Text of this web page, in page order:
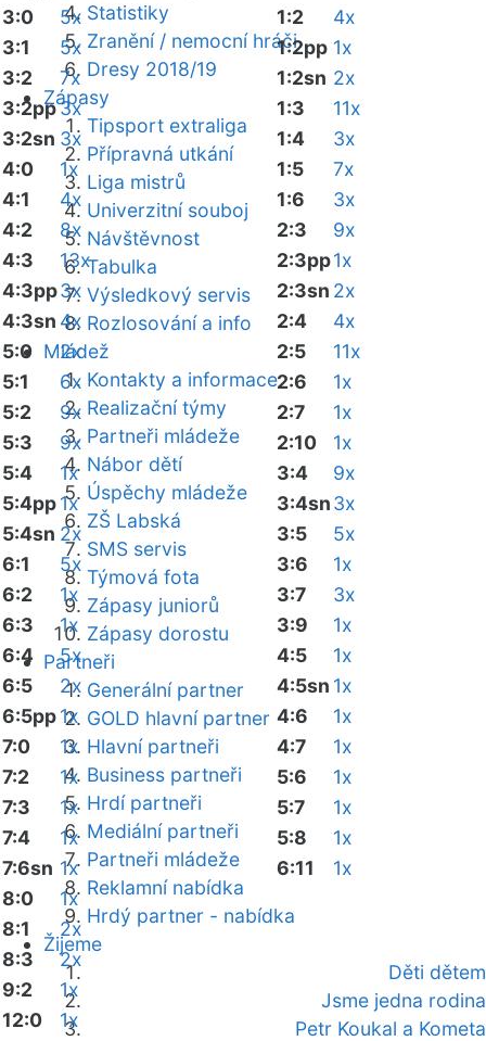
Statistiky
Zranění / nemocní hráči
Dresy 2018/19
Zápasy
Tipsport extraliga
Přípravná utkání
Liga mistrů
Univerzitní souboj
Návštěvnost
Tabulka
Výsledkový servis
Rozlosování a info
Mládež
Kontakty a informace
Realizační týmy
Partneři mládeže
Nábor dětí
Úspěchy mládeže
ZŠ Labská
SMS servis
Týmová fota
Zápasy juniorů
Zápasy dorostu
Partneři
Generální partner
GOLD hlavní partner
Hlavní partneři
Business partneři
Hrdí partneři
Mediální partneři
Partneři mládeže
Reklamní nabídka
Hrdý partner - nabídka
Žijeme
Děti dětem
Jsme jedna rodina
Petr Koukal a Kometa
3:0
5x
3:1
5x
3:2
7x
3:2pp3x
3:2sn 3x
4:0
1x
4:1
4x
4:2
8x
4:3
13x
4:3pp3x
4:3sn 4x
5:0
2x
5:1
6x
5:2
9x
5:3
9x
5:4
1x
5:4pp1x
5:4sn 2x
6:1
5x
6:2
1x
6:3
1x
6:4
5x
6:5
2x
6:5pp1x
7:0
1x
7:2
1x
7:3
1x
7:4
1x
7:6sn 1x
8:0
1x
8:1
2x
8:3
2x
9:2
1x
12:0
1x
1:2
4x
1:2pp 1x
1:2sn 2x
1:3
11x
1:4
3x
1:5
7x
1:6
3x
2:3
9x
2:3pp1x
2:3sn 2x
2:4
4x
2:5
11x
2:6
1x
2:7
1x
2:10
1x
3:4
9x
3:4sn3x
3:5
5x
3:6
1x
3:7
3x
3:9
1x
4:5
1x
4:5sn 1x
4:6
1x
4:7
1x
5:6
1x
5:7
1x
5:8
1x
6:11
1x